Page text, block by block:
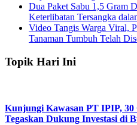
Dua Paket Sabu 1,5 Gram
Keterlibatan Tersangka
Video Tangis Warga Viral,
Tanaman Tumbuh Telah
Topik Hari Ini
Kunjungi Kawasan PT IPIP,
Tegaskan Dukung Investasi di